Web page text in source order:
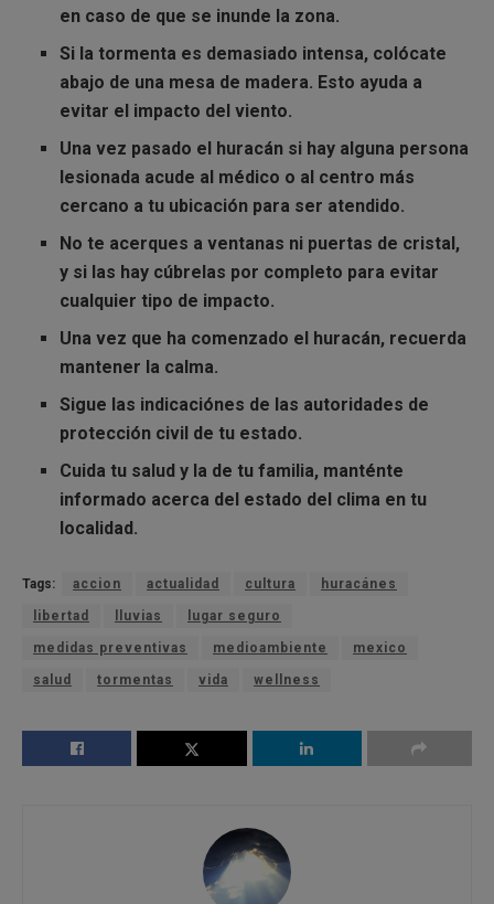
en caso de que se inunde la zona.
Si la tormenta es demasiado intensa, colócate
abajo de una mesa de madera. Esto ayuda a
evitar el impacto del viento.
Una vez pasado el huracán si hay alguna persona
lesionada acude al médico o al centro más
cercano a tu ubicación para ser atendido.
No te acerques a ventanas ni puertas de cristal,
y si las hay cúbrelas por completo para evitar
cualquier tipo de impacto.
Una vez que ha comenzado el huracán, recuerda
mantener la calma.
Sigue las indicaciónes de las autoridades de
protección civil de tu estado.
Cuida tu salud y la de tu familia, manténte
informado acerca del estado del clima en tu
localidad.
Tags: accion actualidad cultura huracánes
libertad lluvias lugar seguro
medidas preventivas medioambiente mexico
salud tormentas vida wellness